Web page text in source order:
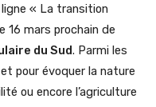
« La transition
16 mars prochain de
du Sud. Parmi les
pour évoquer la nature
ou encore l’agriculture